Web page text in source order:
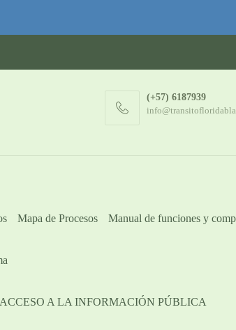
(+57) 6187939
Mapa de Procesos Manual de funciones y
A LA INFORMACIÓN PÚBLICA